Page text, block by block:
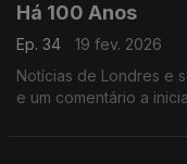
Há 100 Anos
Ep. 34
19 fev. 2026
Notícias de Londres e
e um comentário a